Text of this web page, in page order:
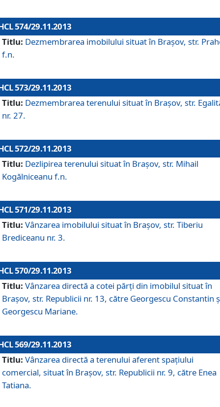
574/29.11.2013
Titlu: Dezmembrarea imobilului situat în Braşov, str.
f.n.
573/29.11.2013
Titlu: Dezmembrarea terenului situat în Braşov, str.
nr. 27.
572/29.11.2013
Titlu: Dezlipirea terenului situat în Braşov, str. Mihail
Kogălniceanu f.n.
571/29.11.2013
Titlu: Vânzarea imobilului situat în Braşov, str. Tiberiu
Brediceanu nr. 3.
570/29.11.2013
Titlu: Vânzarea directă a cotei părţi din imobilul situat în
Braşov, str. Republicii nr. 13, către Georgescu Constantin
Georgescu Mariane.
569/29.11.2013
Titlu: Vânzarea directă a terenului aferent spaţiului
comercial, situat în Braşov, str. Republicii nr. 9, către Enea
Tatiana.